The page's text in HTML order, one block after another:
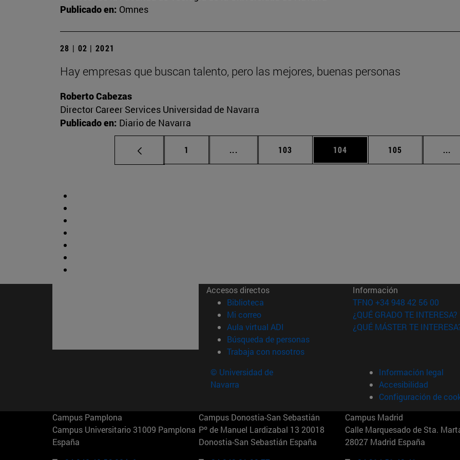
Publicado en: Omnes
28 | 02 | 2021
Hay empresas que buscan talento, pero las mejores, buenas personas
Roberto Cabezas
Director Career Services Universidad de Navarra
Publicado en: Diario de Navarra
Página
1 ... Páginas intermedias Use TAB para desplazarse.
Página
103 Página
104 Página
105 ...
Accesos directos
Biblioteca (abre en nueva ventana)
Mi correo(abre en nueva ventana)
Aula virtual ADI (abre en nueva ventana)
Búsqueda de personas(abre en nueva ventana)
Trabaja con nosotros(abre en nueva ventana)
Información
TFNO +34 948 42 56 00
¿QUÉ GRADO TE INTERESA?
¿QUÉ MÁSTER TE
© Universidad de
Navarra
Información legal
Accesibilidad
Configuración de
Campus Pamplona
Campus Universitario 31009 Pamplona
España
Campus Donostia-San Sebastián
Pº de Manuel Lardizabal 13 20018
Donostia-San Sebastián España
Campus Madrid
Calle Marquesado de Sta.
28027 Madrid España